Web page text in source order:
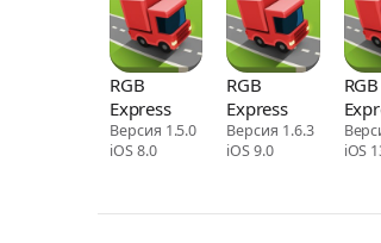
RGB
Express
Версия 1.5.0
iOS 8.0
RGB
Express
Версия 1.6.3
iOS 9.0
RGB
iOS